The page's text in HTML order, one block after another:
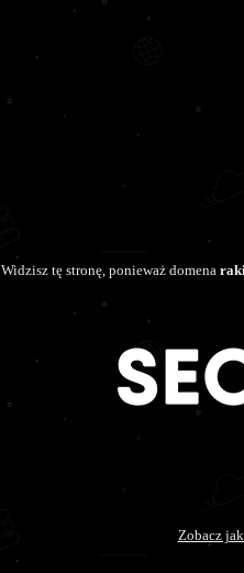
Widzisz tę stronę, ponieważ domena
Zobacz